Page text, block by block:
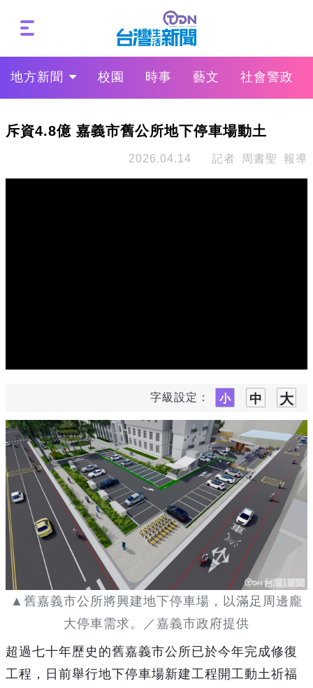
地方新聞 校園 時事 藝文 社會警政
斥資4.8億 嘉義市舊公所地下停車場動土
2026.04.14 記者 周書聖 報導
字級設定：
▲舊嘉義市公所將興建地下停車場，以滿足周邊龐
大停車需求。／嘉義市政府提供
超過七十年歷史的舊嘉義市公所已於今年完成修復
工程，日前舉行地下停車場新建工程開工動土祈福